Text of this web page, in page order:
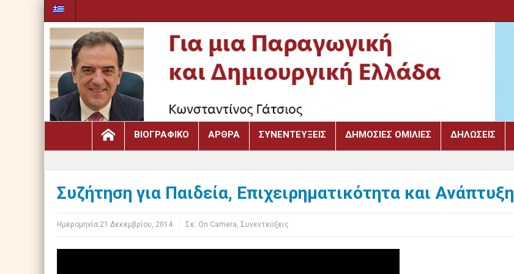
ΒΙΟΓΡΑΦΙΚΌ ΆΡΘΡΑ ΣΥΝΕΝΤΕΎΞΕΙΣ ΔΗΜΌΣΙΕΣ ΟΜΙΛΊΕΣ ΔΗΛΏΣΕΙΣ
Συζήτηση για Παιδεία, Επιχειρηματικότητα και Ανάπτυξη
Ημερομηνία:21 Δεκεμβρίου, 2014 Σε: Οn Camera, Συνεντεύξεις